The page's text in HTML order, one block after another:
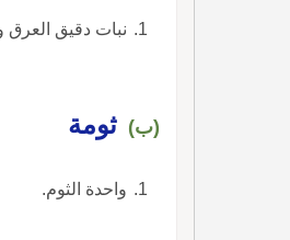
نبات دقيق
(ب) ثومة
واحدة الثوم.